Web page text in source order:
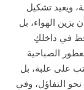
ويعيد تشكيل
الهواء، بل
في داخلكِ
الصباحية
على علبة، بل
التفاؤل، وفي